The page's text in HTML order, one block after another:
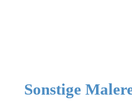
Sonstige